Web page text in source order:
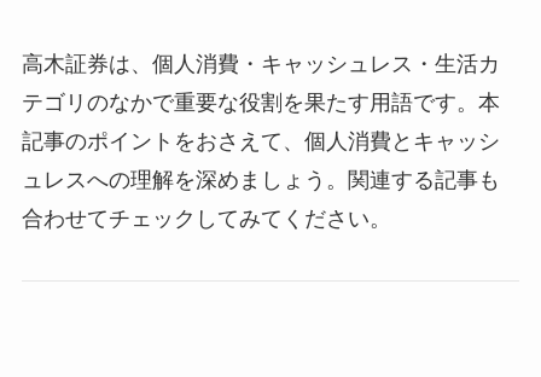
高木証券は、個人消費・キャッシュレス・生活カ
テゴリのなかで重要な役割を果たす用語です。本
記事のポイントをおさえて、個人消費とキャッシ
ュレスへの理解を深めましょう。関連する記事も
合わせてチェックしてみてください。